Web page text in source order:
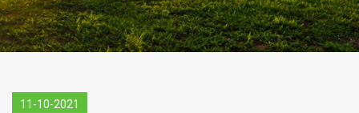
11-10-2021